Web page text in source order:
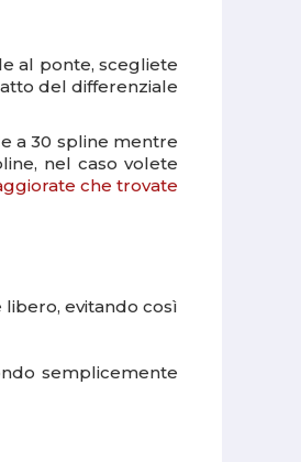
al ponte, scegliete
del differenziale
a 30 spline mentre
nel caso volete
che trovate
evitando così
semplicemente